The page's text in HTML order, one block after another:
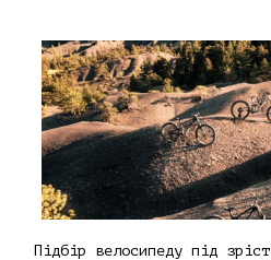
Підбір велосипеду під зріст